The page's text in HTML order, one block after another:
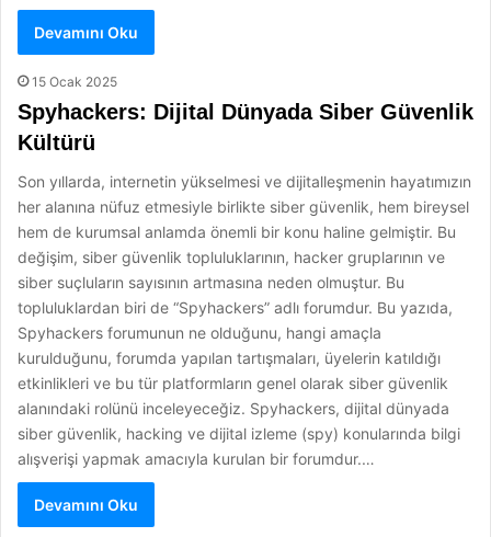
Devamını Oku
15 Ocak 2025
Spyhackers: Dijital Dünyada Siber Güvenlik
Kültürü
Son yıllarda, internetin yükselmesi ve dijitalleşmenin hayatımızın
her alanına nüfuz etmesiyle birlikte siber güvenlik, hem bireysel
hem de kurumsal anlamda önemli bir konu haline gelmiştir. Bu
değişim, siber güvenlik topluluklarının, hacker gruplarının ve
siber suçluların sayısının artmasına neden olmuştur. Bu
topluluklardan biri de “Spyhackers” adlı forumdur. Bu yazıda,
Spyhackers forumunun ne olduğunu, hangi amaçla
kurulduğunu, forumda yapılan tartışmaları, üyelerin katıldığı
etkinlikleri ve bu tür platformların genel olarak siber güvenlik
alanındaki rolünü inceleyeceğiz. Spyhackers, dijital dünyada
siber güvenlik, hacking ve dijital izleme (spy) konularında bilgi
alışverişi yapmak amacıyla kurulan bir forumdur.…
Devamını Oku